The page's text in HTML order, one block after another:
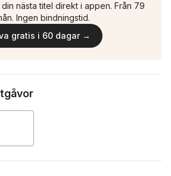
nästa titel direkt i appen. Från 79
Ingen bindningstid.
gratis i 60 dagar →